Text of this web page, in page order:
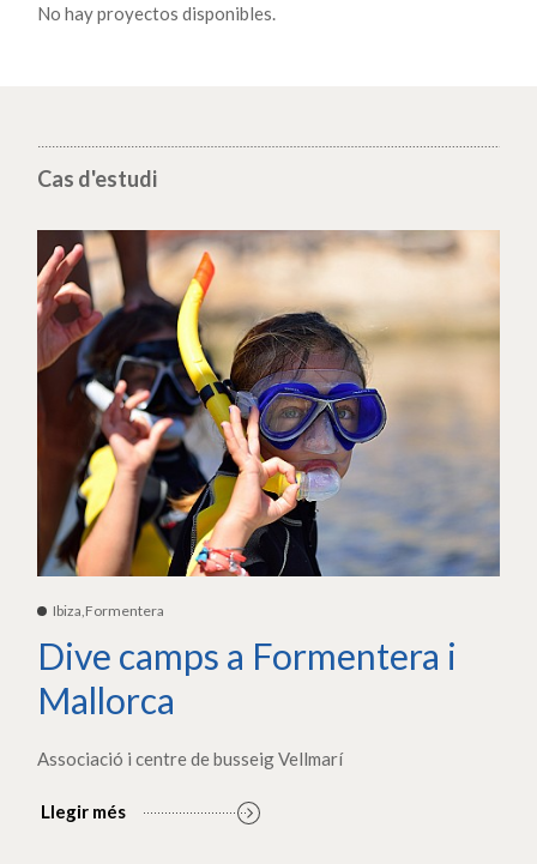
No hay proyectos disponibles.
Cas d'estudi
Ibiza,Formentera
Dive camps a Formentera i
Mallorca
Associació i centre de busseig Vellmarí
Llegir més